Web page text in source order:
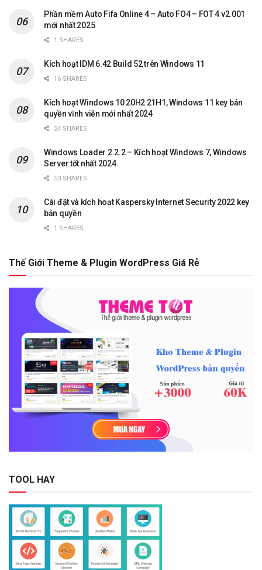
Phần mềm Auto Fifa Online 4 – Auto FO4 – FOT 4 v2.001
mới nhất 2025
1 SHARES
Kích hoạt IDM 6.42 Build 52 trên Windows 11
16 SHARES
Kích hoạt Windows 10 20H2 21H1, Windows 11 key bản
quyền vĩnh viễn mới nhất 2024
24 SHARES
Windows Loader 2.2.2 – Kích hoạt Windows 7, Windows
Server tốt nhất 2024
53 SHARES
Cài đặt và kích hoạt Kaspersky Internet Security 2022 key
bản quyền
1 SHARES
Thế Giới Theme & Plugin WordPress Giá Rẻ
TOOL HAY